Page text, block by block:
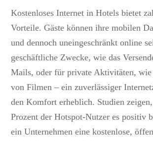
Kostenloses Internet in Hotels bietet
Vorteile. Gäste können ihre mobilen
und dennoch uneingeschränkt online
geschäftliche Zwecke, wie das
Mails, oder für private Aktivitäten, wie
von Filmen – ein zuverlässiger
den Komfort erheblich. Studien
Prozent der Hotspot-Nutzer es positiv
ein Unternehmen eine kostenlose,